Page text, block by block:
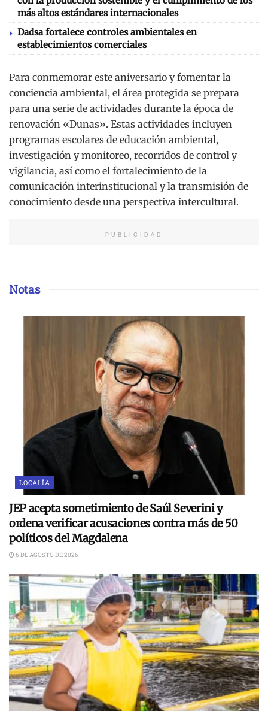
más altos estándares internacionales
Dadsa fortalece controles ambientales en
establecimientos comerciales
Para conmemorar este aniversario y fomentar la
conciencia ambiental, el área protegida se prepara
para una serie de actividades durante la época de
renovación «Dunas». Estas actividades incluyen
programas escolares de educación ambiental,
investigación y monitoreo, recorridos de control y
vigilancia, así como el fortalecimiento de la
comunicación interinstitucional y la transmisión de
conocimiento desde una perspectiva intercultural.
PUBLICIDAD
Notas
LOCALÍA
JEP acepta sometimiento de Saúl Severini y
ordena verificar acusaciones contra más de 50
políticos del Magdalena
6 DE AGOSTO DE 2026